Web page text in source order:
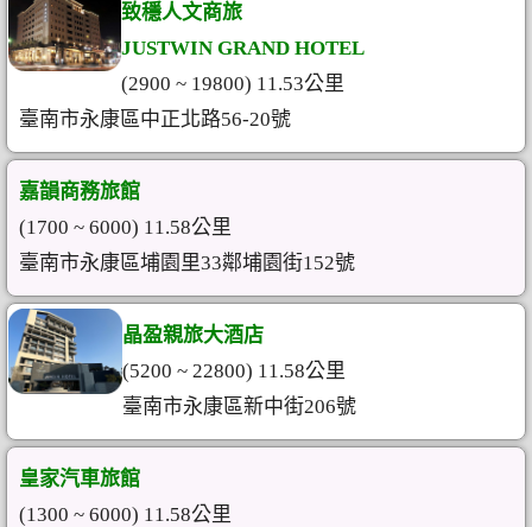
致穩人文商旅
JUSTWIN GRAND HOTEL
(2900 ~ 19800) 11.53公里
臺南市永康區中正北路56-20號
嘉韻商務旅館
(1700 ~ 6000) 11.58公里
臺南市永康區埔園里33鄰埔園街152號
晶盈親旅大酒店
(5200 ~ 22800) 11.58公里
臺南市永康區新中街206號
皇家汽車旅館
(1300 ~ 6000) 11.58公里